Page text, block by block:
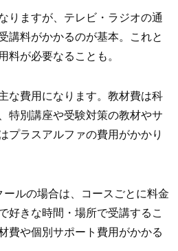
りますが、テレビ・ラジオの通
講料がかかるのが基本。これと
料が必要なることも。
な費用になります。教材費は科
特別講座や受験対策の教材やサ
プラスアルファの費用がかかり
ルの場合は、コースごとに料金
好きな時間・場所で受講するこ
費や個別サポート費用がかかる